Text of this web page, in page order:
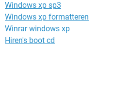
Windows xp sp3
Windows xp formatteren
Winrar windows xp
Hiren's boot cd